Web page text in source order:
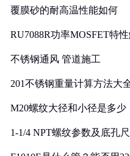
覆膜砂的耐高温性能如何
RU7088R功率MOSFET特
不锈钢通风 管道施工
201不锈钢重量计算方法大
M20螺纹大径和小径是多少
1-1/4 NPT螺纹参数及底孔